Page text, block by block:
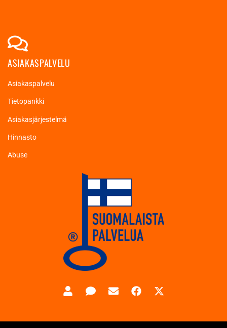
ASIAKASPALVELU
Asiakaspalvelu
Tietopankki
Asiakasjärjestelmä
Hinnasto
Abuse